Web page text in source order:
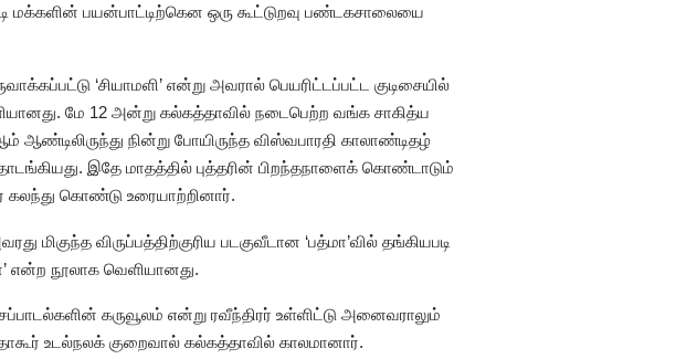
மக்களின் பயன்பாட்டிற்கென ஒரு கூட்டுறவு பண்டகசாலையை
‘சியாமளி’ என்று அவரால் பெயரிட்டப்பட்ட குடிசையில்
மே 12 அன்று கல்கத்தாவில் நடைபெற்ற வங்க சாகித்ய
ஆண்டிலிருந்து நின்று போயிருந்த விஸ்வபாரதி காலாண்டிதழ்
இதே மாதத்தில் புத்தரின் பிறந்தநாளைக் கொண்டாடும்
கலந்து கொண்டு உரையாற்றினார்.
மிகுந்த விருப்பத்திற்குரிய படகுவீடான ‘பத்மா’வில் தங்கியபடி
என்ற நூலாக வெளியானது.
கருவூலம் என்று ரவீந்திரர் உள்ளிட்டு அனைவராலும்
உடல்நலக் குறைவால் கல்கத்தாவில் காலமானார்.